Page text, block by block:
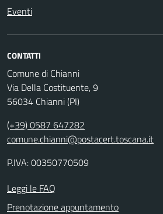
Eventi
CONTATTI
Comune di Chianni
Via Della Costituente, 9
56034 Chianni (PI)
(+39) 0587 647282
comune.chianni@postacert.toscana.it
P.IVA: 00350770509
Leggi le FAQ
Prenotazione appuntamento